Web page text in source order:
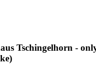
Tschingelhorn -